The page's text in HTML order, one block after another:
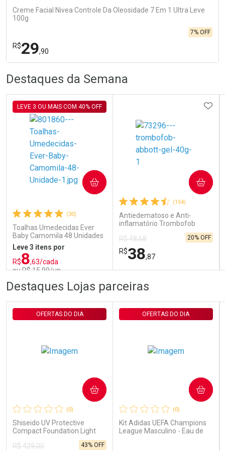
Creme Facial Nivea Controle Da Oleosidade 7 Em 1 Ultra Leve
100g
R$29,90
7% OFF
Laboratório
Por R$ 29,90/cada
Por Menos
Por R$ 29,90/cada
Destaques da Semana
(30)
Toalhas Umedecidas Ever
Baby Camomila 48 Unidades
LEVE 3 OU MAIS COM 40% OFF
Leve 3 itens por
R$8,63/cada
ou R$ 15,99/un
COMPRAR
FECHAR
Laboratório
Comprar sem Desconto
Por R$ 15,99/cada
FECHAR
Por Menos
Comprar sem Desconto
Por R$ 15,99/cada
(154)
Antiedematoso e Anti-
inflamatório Trombofob
R$ 48,68
R$38,87
20% OFF
COMPRAR
Comprar sem Desconto
Por R$ 38,87/cada
Por Menos
Comprar sem Desconto
Por R$ 38,87/cada
Destaques Lojas parceiras
(0)
Shiseido UV Protective
Compact Foundation Light
Ochre - Protetor Solar Facial
Compacto FPS 35 Refil 12g
OFERTAS DO DIA
R$ 429,00
43% OFF
COMPRAR
(0)
Kit Adidas UEFA Champions
League Masculino - Eau de
OFERTAS DO DIA
COMPRAR